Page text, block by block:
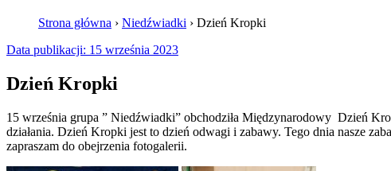
Strona główna › Niedźwiadki › Dzień Kropki
Data publikacji: 15 września 2023
Dzień Kropki
15 września grupa ” Niedźwiadki” obchodziła Międzynarodowy Dzień
działania. Dzień Kropki jest to dzień odwagi i zabawy. Tego dnia nasze
zapraszam do obejrzenia fotogalerii.